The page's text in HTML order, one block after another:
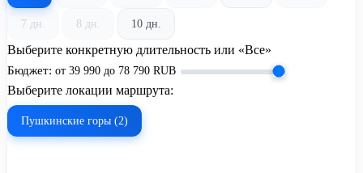
7 дн. 8 дн. 10 дн.
Выберите конкретную длительность или «Все»
Бюджет: от 39 990 до 78 790 RUB
Выберите локации маршрута:
Пушкинские горы (2)